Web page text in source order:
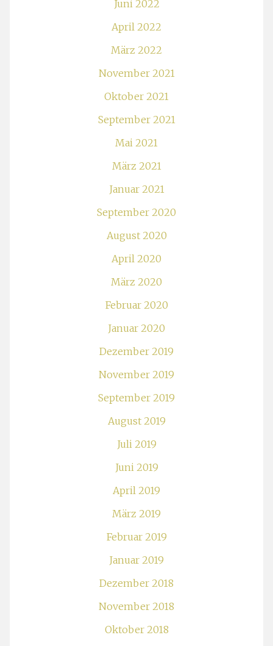
Juni 2022
April 2022
März 2022
November 2021
Oktober 2021
September 2021
Mai 2021
März 2021
Januar 2021
September 2020
August 2020
April 2020
März 2020
Februar 2020
Januar 2020
Dezember 2019
November 2019
September 2019
August 2019
Juli 2019
Juni 2019
April 2019
März 2019
Februar 2019
Januar 2019
Dezember 2018
November 2018
Oktober 2018